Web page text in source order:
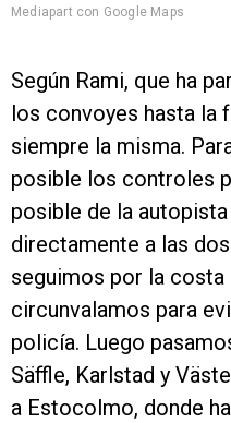
Mediapart con Google Maps
Según Rami, que ha
los convoyes hasta la
siempre la misma.
posible los controles
posible de la
directamente a las
seguimos por la costa
circunvalamos para
policía. Luego
Säffle, Karlstad y
a Estocolmo, donde